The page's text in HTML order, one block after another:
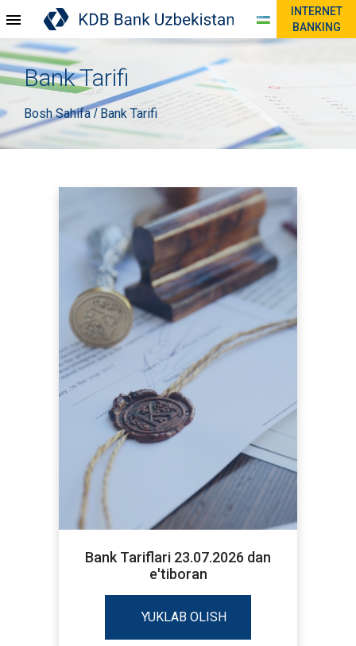
INTERNET
BANKING
Bank Tarifi
Bosh Sahifa/ Bank Tarifi
Bank Tariflari 23.07.2026 dan
e'tiboran
YUKLAB OLISH